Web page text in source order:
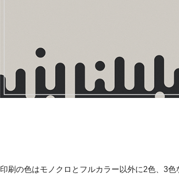
印刷の色はモノクロとフルカラー以外に2色、3